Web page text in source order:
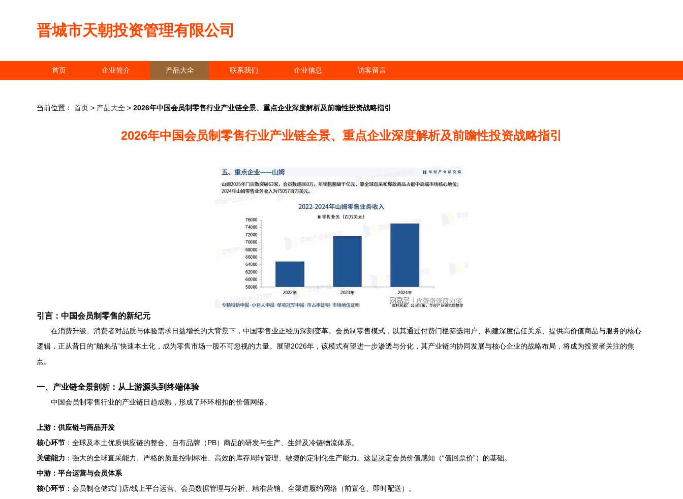
晋城市天朝投资管理有限公司
首页 企业简介 产品大全 联系我们 企业信息 访客留言
当前位置： 首页 > 产品大全 > 2026年中国会员制零售行业产业链全景、重点企业深度解析及前瞻性投资战略指引
2026年中国会员制零售行业产业链全景、重点企业深度解析及前瞻性投资战略指引
引言：中国会员制零售的新纪元
在消费升级、消费者对品质与体验需求日益增长的大背景下，中国零售业正经历深刻变革。会员制零售模式，以其通过付费门槛筛选用户、构建深度信任关系、提供高价值商品与服务的核心
逻辑，正从昔日的“舶来品”快速本土化，成为零售市场一股不可忽视的力量。展望2026年，该模式有望进一步渗透与分化，其产业链的协同发展与核心企业的战略布局，将成为投资者关注的焦
点。
一、产业链全景剖析：从上游源头到终端体验
中国会员制零售行业的产业链日趋成熟，形成了环环相扣的价值网络。
上游：供应链与商品开发
核心环节 ：全球及本土优质供应链的整合、自有品牌（PB）商品的研发与生产、生鲜及冷链物流体系。
关键能力 ：强大的全球直采能力、严格的质量控制标准、高效的库存周转管理、敏捷的定制化生产能力。这是决定会员价值感知（“值回票价”）的基础。
中游：平台运营与会员体系
核心环节 ：会员制仓储式门店/线上平台运营、会员数据管理与分析、精准营销、全渠道履约网络（前置仓、即时配送）。